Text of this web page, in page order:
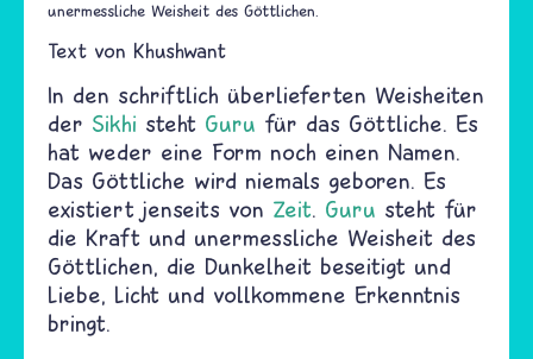
unermessliche Weisheit des Göttlichen.
Text von Khushwant
In den schriftlich überlieferten Weisheiten
der Sikhi steht Guru für das Göttliche. Es
hat weder eine Form noch einen Namen.
Das Göttliche wird niemals geboren. Es
existiert jenseits von Zeit. Guru steht für
die Kraft und unermessliche Weisheit des
Göttlichen, die Dunkelheit beseitigt und
Liebe, Licht und vollkommene Erkenntnis
bringt.